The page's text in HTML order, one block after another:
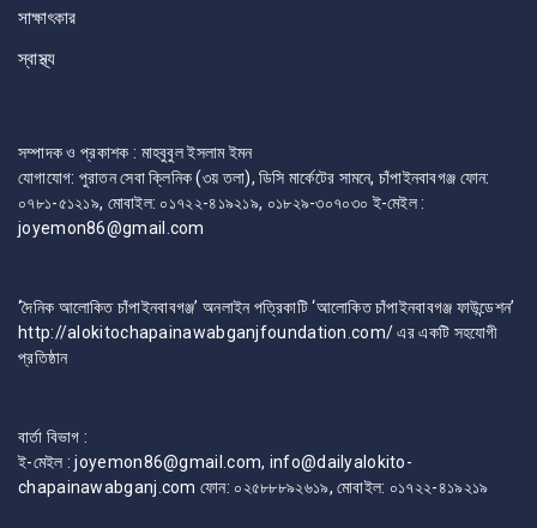
সাক্ষাৎকার
স্বাস্থ্য
সম্পাদক ও প্রকাশক : মাহবুবুল ইসলাম ইমন
যোগাযোগ: পুরাতন সেবা ক্লিনিক (৩য় তলা), ডিসি মার্কেটের সামনে, চাঁপাইনবাবগঞ্জ ফোন:
০৭৮১-৫১২১৯, মোবাইল: ০১৭২২-৪১৯২১৯, ০১৮২৯-৩০৭০৩০ ই-মেইল :
joyemon86@gmail.com
‘দৈনিক আলোকিত চাঁপাইনবাবগঞ্জ’ অনলাইন পত্রিকাটি ‘আলোকিত চাঁপাইনবাবগঞ্জ ফাউন্ডেশন’
http://alokitochapainawabganjfoundation.com/ এর একটি সহযোগী
প্রতিষ্ঠান
বার্তা বিভাগ :
ই-মেইল : joyemon86@gmail.com, info@dailyalokito-
chapainawabganj.com ফোন: ০২৫৮৮৮৯২৬১৯, মোবাইল: ০১৭২২-৪১৯২১৯